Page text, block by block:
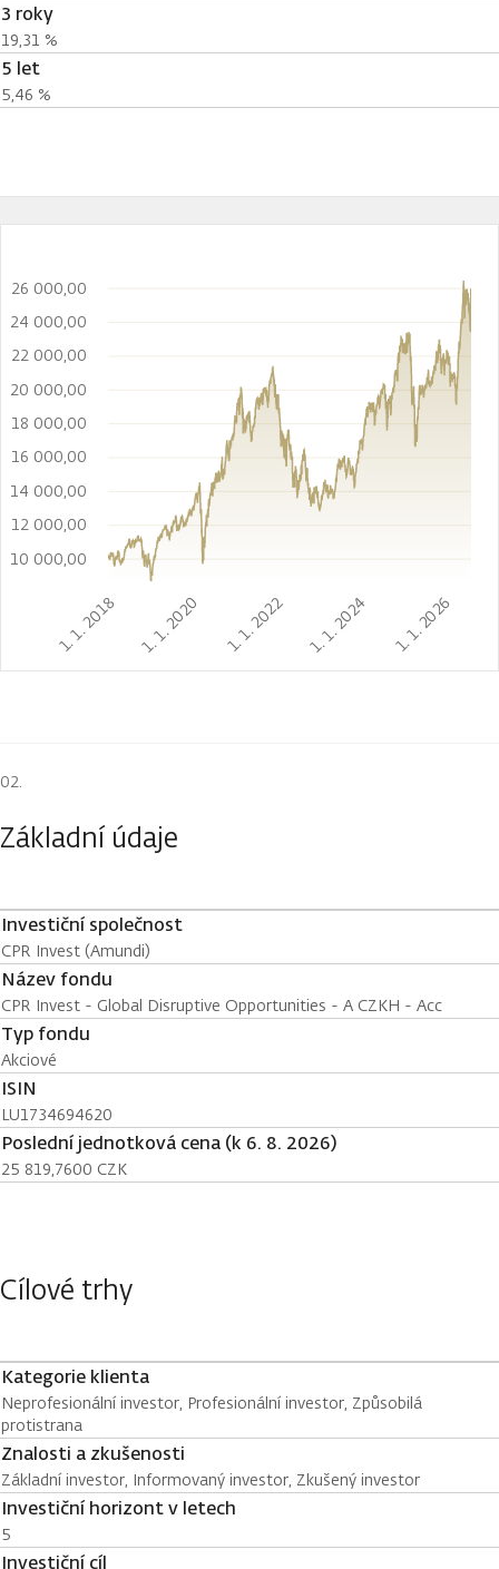
3 roky
19,31 %
5 let
5,46 %
1. 1. 2018 1. 1. 2020 1. 1. 2022 1. 1. 2024 1. 1. 2026
10 000,00
12 000,00
14 000,00
16 000,00
18 000,00
20 000,00
22 000,00
24 000,00
26 000,00
Základní údaje
Investiční společnost
CPR Invest (Amundi)
Název fondu
CPR Invest - Global Disruptive Opportunities - A CZKH - Acc
Typ fondu
Akciové
ISIN
LU1734694620
Poslední jednotková cena (k 6. 8. 2026)
25 819,7600 CZK
Cílové trhy
Kategorie klienta
Neprofesionální investor, Profesionální investor, Způsobilá
protistrana
Znalosti a zkušenosti
Základní investor, Informovaný investor, Zkušený investor
Investiční horizont v letech
5
Investiční cíl